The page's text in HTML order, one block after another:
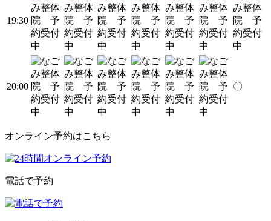
19:30
20:00 〇
オンライン予約はこちら
電話で予約